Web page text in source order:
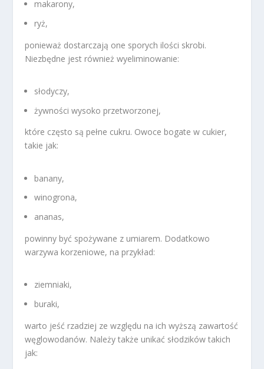
makarony,
ryż,
ponieważ dostarczają one sporych ilości skrobi.
Niezbędne jest również wyeliminowanie:
słodyczy,
żywności wysoko przetworzonej,
które często są pełne cukru. Owoce bogate w cukier,
takie jak:
banany,
winogrona,
ananas,
powinny być spożywane z umiarem. Dodatkowo
warzywa korzeniowe, na przykład:
ziemniaki,
buraki,
warto jeść rzadziej ze względu na ich wyższą zawartość
węglowodanów. Należy także unikać słodzików takich
jak: